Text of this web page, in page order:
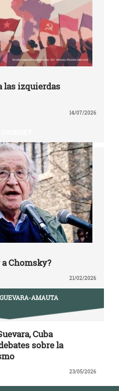
las izquierdas
14/07/2026
Chomsky?
21/02/2026
AMAUTA
Cuba
sobre la
23/05/2026